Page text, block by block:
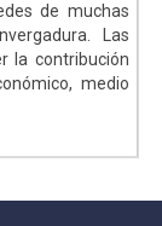
de muchas
Las
la contribución
medio